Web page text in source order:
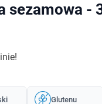
sezamowa -
Glutenu